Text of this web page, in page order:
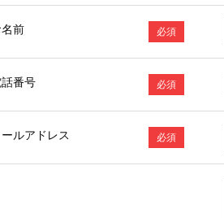
前 必須
番号 必須
ルアドレス 必須